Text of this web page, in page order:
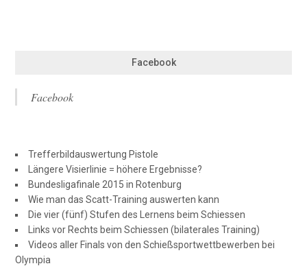
Facebook
Facebook
Trefferbildauswertung Pistole
Längere Visierlinie = höhere Ergebnisse?
Bundesligafinale 2015 in Rotenburg
Wie man das Scatt-Training auswerten kann
Die vier (fünf) Stufen des Lernens beim Schiessen
Links vor Rechts beim Schiessen (bilaterales Training)
Videos aller Finals von den Schießsportwettbewerben bei
Olympia